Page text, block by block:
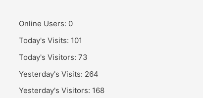
Online Users: 0
Today's Visits: 101
Today's Visitors: 73
Yesterday's Visits: 264
Yesterday's Visitors: 168